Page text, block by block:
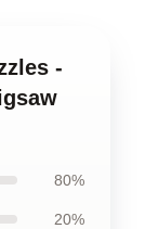
-
80%
20%